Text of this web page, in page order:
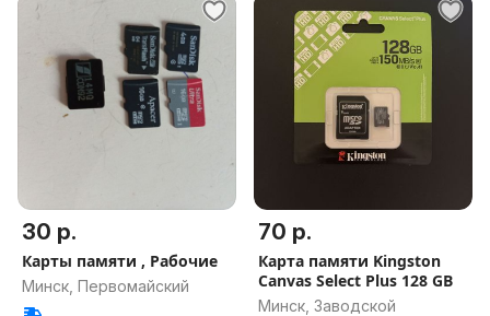
30 р.
Карты памяти , Рабочие
Минск, Первомайский
70 р.
Карта памяти Kingston
Canvas Select Plus 128 GB
Минск, Заводской